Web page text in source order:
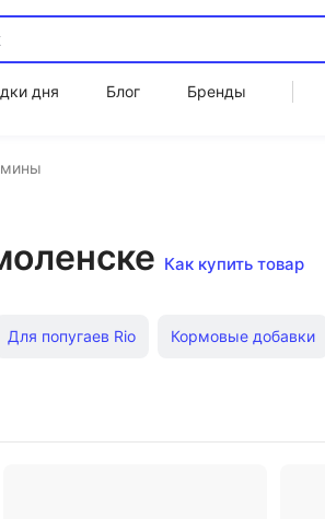
дня Блог Бренды
Как купить товар
Для попугаев Rio Кормовые добавки